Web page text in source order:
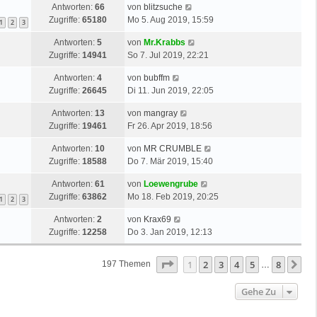
1 2 3
Antworten: 66
Zugriffe: 65180
von blitzsuche
Mo 5. Aug 2019, 15:59
Antworten: 5
Zugriffe: 14941
von Mr.Krabbs
So 7. Jul 2019, 22:21
Antworten: 4
Zugriffe: 26645
von bubffm
Di 11. Jun 2019, 22:05
Antworten: 13
Zugriffe: 19461
von mangray
Fr 26. Apr 2019, 18:56
Antworten: 10
Zugriffe: 18588
von MR CRUMBLE
Do 7. Mär 2019, 15:40
1 2 3
Antworten: 61
Zugriffe: 63862
von Loewengrube
Mo 18. Feb 2019, 20:25
Antworten: 2
Zugriffe: 12258
von Krax69
Do 3. Jan 2019, 12:13
197 Themen Seite Von
1 2 3 4 5 … 8
Gehe Zu